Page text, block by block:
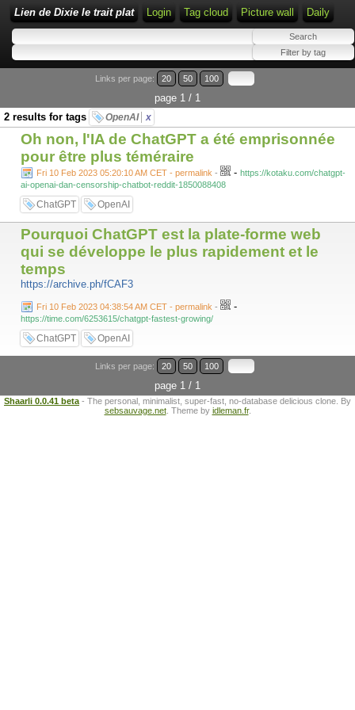
Lien de Dixie le trait plat Login Tag cloud Picture wall Daily
Links per page: 20 50 100
page 1 / 1
2 results for tags
OpenAI x
Oh non, l'IA de ChatGPT a été emprisonnée
pour être plus téméraire
Fri 10 Feb 2023 05:20:10 AM CET - permalink - - https://kotaku.com/chatgpt-
ai-openai-dan-censorship-chatbot-reddit-1850088408
ChatGPT OpenAI
Pourquoi ChatGPT est la plate-forme web
qui se développe le plus rapidement et le
temps
https://archive.ph/fCAF3
Fri 10 Feb 2023 04:38:54 AM CET - permalink - -
https://time.com/6253615/chatgpt-fastest-growing/
ChatGPT OpenAI
Links per page: 20 50 100
page 1 / 1
Shaarli 0.0.41 beta - The personal, minimalist, super-fast, no-database delicious clone. By
sebsauvage.net. Theme by idleman.fr.